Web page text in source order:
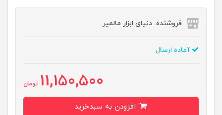
فروشنده: دنیای ابزار مالمیر
آماده ارسال
11,150,500 تومان